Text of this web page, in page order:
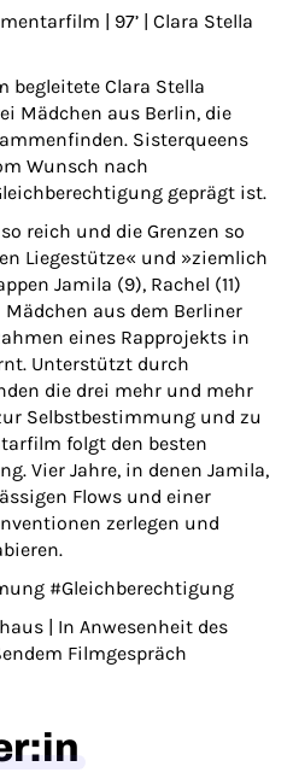
| 97’ | Clara Stella
begleitete Clara Stella
Mädchen aus Berlin, die
Sisterqueens
Wunsch nach
geprägt ist.
reich und die Grenzen so
Liegestütze« und »ziemlich
Jamila (9), Rachel (11)
Mädchen aus dem Berliner
eines Rapprojekts in
Unterstützt durch
die drei mehr und mehr
Selbstbestimmung und zu
folgt den besten
Vier Jahre, in denen Jamila,
Flows und einer
zerlegen und
#Gleichberechtigung
| In Anwesenheit des
Filmgespräch